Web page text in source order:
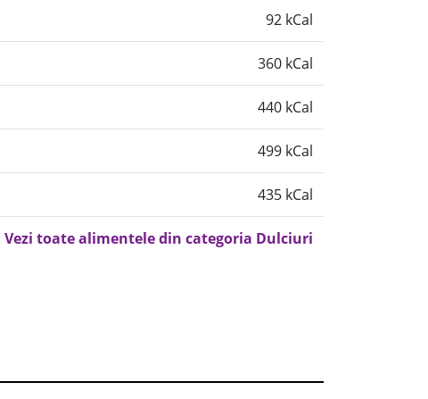
92 kCal
360 kCal
440 kCal
499 kCal
435 kCal
Vezi toate alimentele din categoria Dulciuri